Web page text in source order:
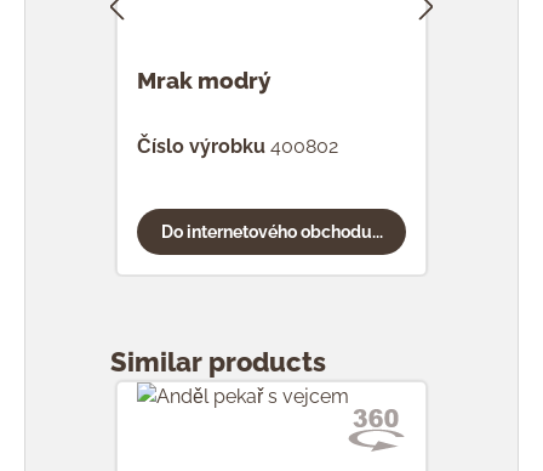
Mrak modrý
Číslo výrobku 400802
Do internetového obchodu...
Similar products